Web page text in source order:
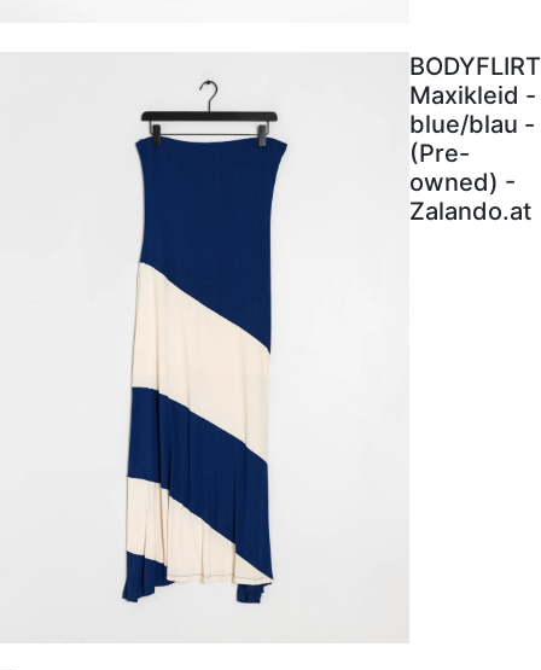
BODYFLIRT
Maxikleid -
blue/blau -
(Pre-
owned) -
Zalando.at